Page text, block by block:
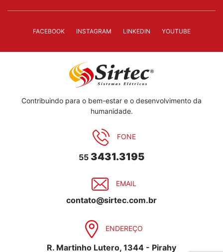
FACEBOOK INSTAGRAM LINKEDIN YOUTUBE
Contribuindo para o bem-estar e o desenvolvimento da
humanidade.
FONE
55 3431.3195
EMAIL
contato@sirtec.com.br
ENDEREÇO
R. Martinho Lutero, 1344 - Pirahy